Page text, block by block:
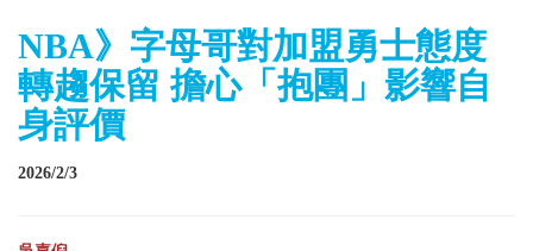
NBA》字母哥對加盟勇士態度
轉趨保留 擔心「抱團」影響自
身評價
2026/2/3